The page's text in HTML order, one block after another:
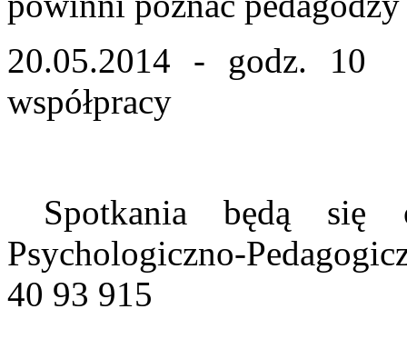
20.05.2014 - godz. 10
współpracy
Spotkania będą się
Psychologiczno-
40 93 915